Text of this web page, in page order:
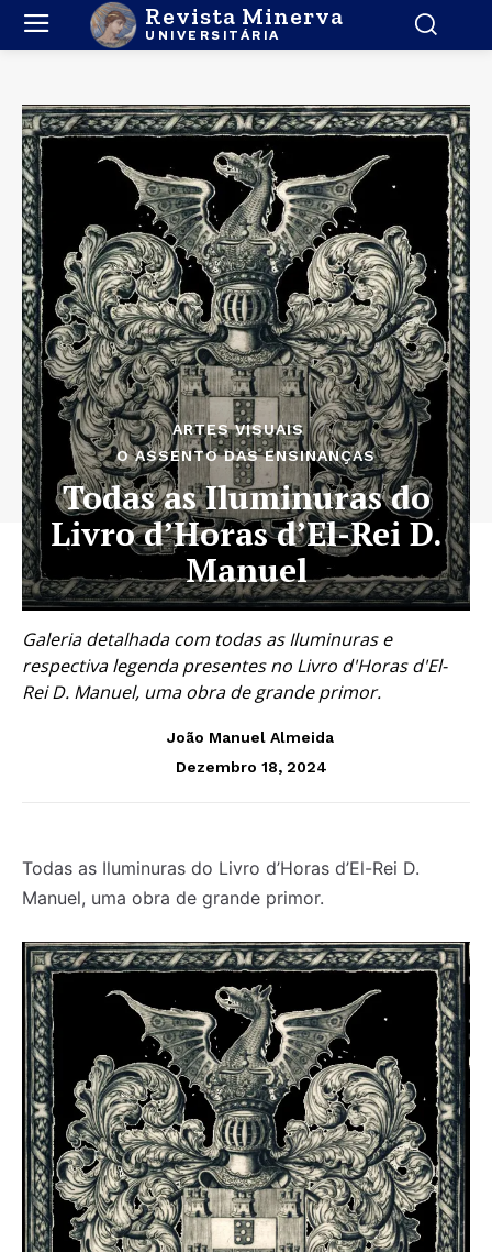
Revista Minerva
UNIVERSITÁRIA
ARTES VISUAIS
O ASSENTO DAS ENSINANÇAS
Todas as Iluminuras do
Livro d’Horas d’El-Rei D.
Manuel
Galeria detalhada com todas as Iluminuras e
respectiva legenda presentes no Livro d'Horas d'El-
Rei D. Manuel, uma obra de grande primor.
João Manuel Almeida
Dezembro 18, 2024
Todas as Iluminuras do Livro d’Horas d’El-Rei D.
Manuel, uma obra de grande primor.